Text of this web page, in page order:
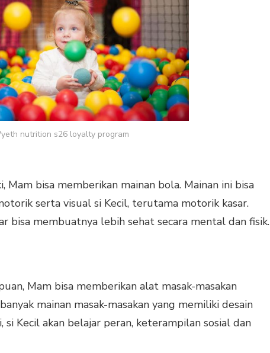
nutrition s26 loyalty program
Mam bisa memberikan mainan bola. Mainan ini bisa
serta visual si Kecil, terutama motorik kasar.
bisa membuatnya lebih sehat secara mental dan fisik.
Mam bisa memberikan alat masak-masakan
mainan masak-masakan yang memiliki desain
si Kecil akan belajar peran, keterampilan sosial dan